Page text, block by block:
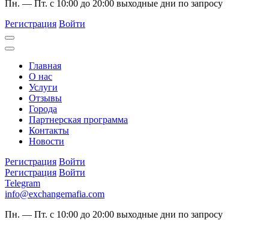
Пн. — Пт. с 10:00 до 20:00 выходные дни по запросу
Регистрация Войти
Главная
О нас
Услуги
Отзывы
Города
Партнерская программа
Контакты
Новости
Регистрация Войти
Регистрация Войти
Telegram
info@exchangemafia.com
Пн. — Пт. с 10:00 до 20:00 выходные дни по запросу